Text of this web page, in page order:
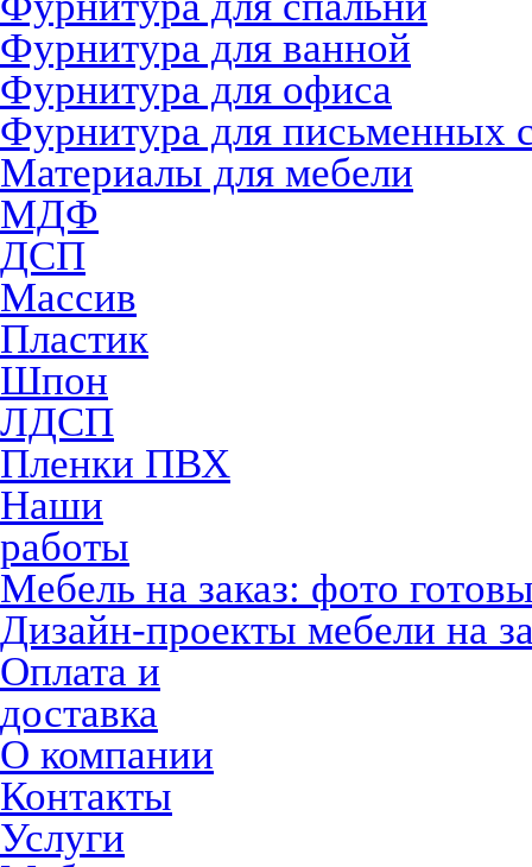
Фурнитура для ванной
Фурнитура для офиса
Фурнитура для письменных
Материалы для мебели
МДФ
ДСП
Массив
Пластик
Шпон
ЛДСП
Пленки ПВХ
Наши
работы
Мебель на заказ: фото
Дизайн-проекты мебели на
Оплата и
доставка
О компании
Контакты
Услуги